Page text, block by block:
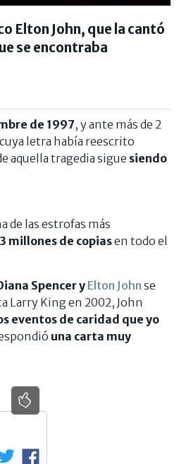
Elton John, que la cantó
se encontraba
de 1997, y ante más de 2
letra había reescrito
aquella tragedia sigue siendo
de las estrofas más
millones de copiasen todo el
Spencer y Elton John se
Larry King en 2002, John
eventos de caridad que yo
una carta muy